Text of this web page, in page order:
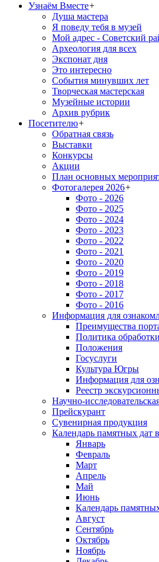
Узнаём Вместе+
Душа мастера
Я поведу тебя в музей
Мой адрес - Советский
Археология для всех
Экспонат дня
Это интересно
События минувших лет
Творческая мастерская
Музейные истории
Архив рубрик
Посетителю+
Обратная связь
Выставки
Конкурсы
Акции
План основных
Фотогалерея 2026+
Фото - 2026
Фото - 2025
Фото - 2024
Фото - 2023
Фото - 2022
Фото - 2021
Фото - 2020
Фото - 2019
Фото - 2018
Фото - 2017
Фото - 2016
Информация для
Преимущества
Политика
Положения
Госуслуги
Культура Югры
Информация для
Реестр
Научно-
Прейскурант
Сувенирная продукция
Календарь памятных дат
Январь
Февраль
Март
Апрель
Май
Июнь
Календарь
Август
Сентябрь
Октябрь
Ноябрь